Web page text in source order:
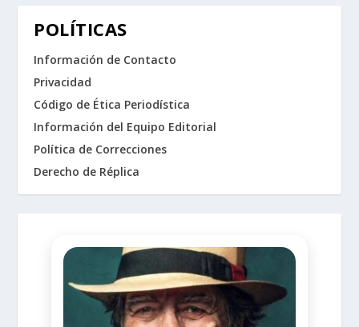
POLÍTICAS
Información de Contacto
Privacidad
Código de Ética Periodística
Información del Equipo Editorial
Política de Correcciones
Derecho de Réplica